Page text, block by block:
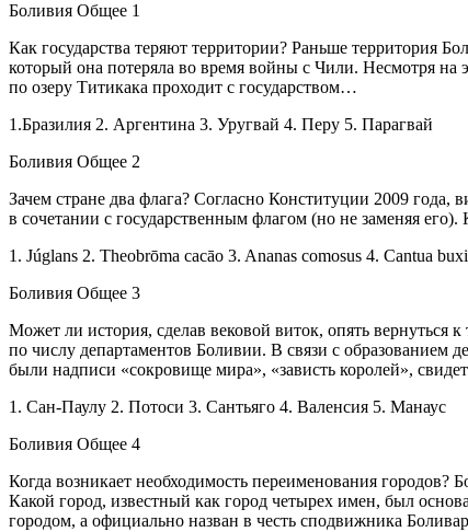
Боливия Общее 1
Как государства теряют территории? Раньше территория
который она потеряла во время войны с Чили. Несмотря на
по озеру Титикака проходит с государством…
1.Бразилия 2. Аргентина 3. Уругвай 4. Перу 5. Парагвай
Боливия Общее 2
Зачем стране два флага? Согласно Конституции 2009 года,
в сочетании с государственным флагом (но не заменяя его).
1. Júglans 2. Theobrōma cacāo 3. Ananas comosus 4. Cantua
Боливия Общее 3
Может ли история, сделав вековой виток, опять вернуться
по числу департаментов Боливии. В связи с образованием
были надписи «сокровище мира», «зависть королей»,
1. Сан-Паулу 2. Потоси 3. Сантьяго 4. Валенсия 5. Манаус
Боливия Общее 4
Когда возникает необходимость переименования
Какой город, известный как город четырех имен, был
городом, а официально назван в честь сподвижника